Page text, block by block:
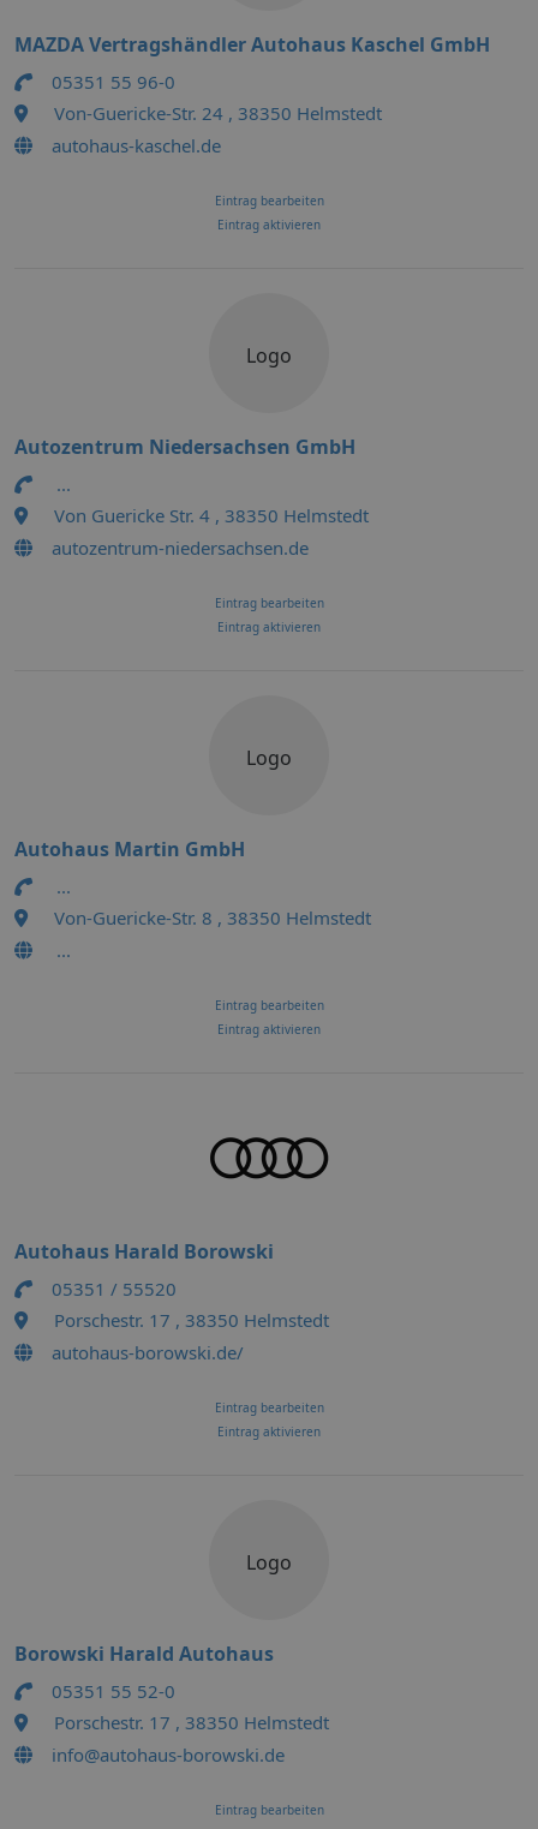
MAZDA Vertragshändler Autohaus Kaschel GmbH
05351 55 96-0
Von-Guericke-Str. 24 , 38350 Helmstedt
autohaus-kaschel.de
Eintrag bearbeiten
Eintrag aktivieren
Logo
Autozentrum Niedersachsen GmbH
...
Von Guericke Str. 4 , 38350 Helmstedt
autozentrum-niedersachsen.de
Eintrag bearbeiten
Eintrag aktivieren
Logo
Autohaus Martin GmbH
...
Von-Guericke-Str. 8 , 38350 Helmstedt
...
Eintrag bearbeiten
Eintrag aktivieren
Autohaus Harald Borowski
05351 / 55520
Porschestr. 17 , 38350 Helmstedt
autohaus-borowski.de/
Eintrag bearbeiten
Eintrag aktivieren
Logo
Borowski Harald Autohaus
05351 55 52-0
Porschestr. 17 , 38350 Helmstedt
info@autohaus-borowski.de
Eintrag bearbeiten